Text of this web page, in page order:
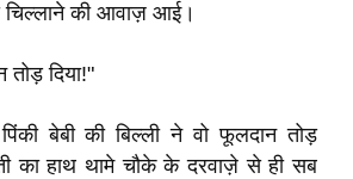
की आवाज़ आई।
दिया!"
बेबी की बिल्ली ने वो फूलदान तोड़
का हाथ थामे चौके के दरवाज़े से ही सब